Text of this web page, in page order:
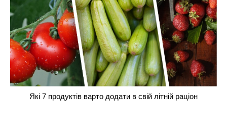
Які 7 продуктів варто додати в свій літній раціон